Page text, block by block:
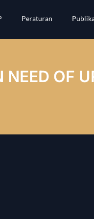
Peraturan
OF